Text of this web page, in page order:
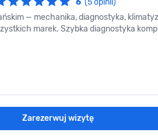
6 (5 opinii)
— mechanika, diagnostyka,
marek. Szybka diagnostyka
Zarezerwuj wizytę